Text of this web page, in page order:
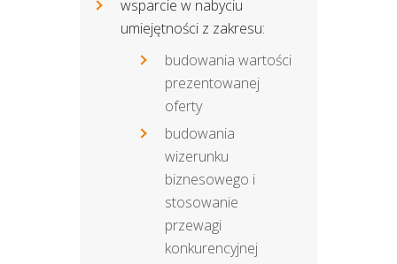
wsparcie w nabyciu
umiejętności z zakresu:
budowania wartości
prezentowanej
oferty
budowania
wizerunku
biznesowego i
stosowanie
przewagi
konkurencyjnej